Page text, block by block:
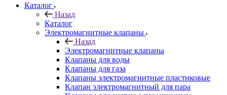
Каталог
Назад
Каталог
Электромагнитные клапаны
Назад
Электромагнитные клапаны
Клапаны для воды
Клапаны для газа
Клапаны электромагнитные пластиковые
Клапан электромагнитный для пара